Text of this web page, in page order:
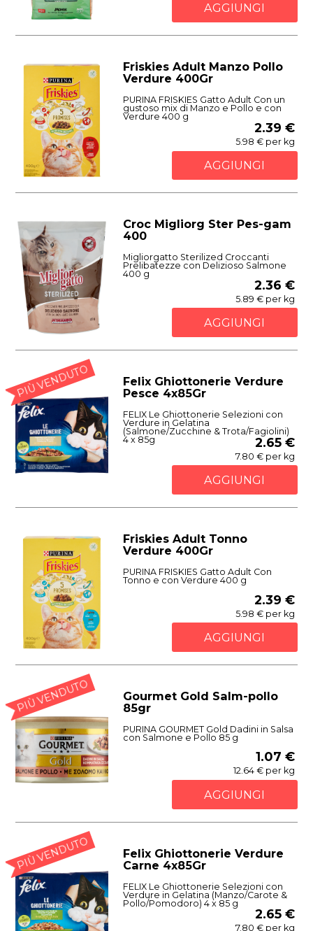
AGGIUNGI
Friskies Adult Manzo Pollo
Verdure 400Gr
PURINA FRISKIES Gatto Adult Con un
gustoso mix di Manzo e Pollo e con
Verdure 400 g
2.39 €
5.98 € per kg
AGGIUNGI
Croc Migliorg Ster Pes-gam
400
Migliorgatto Sterilized Croccanti
Prelibatezze con Delizioso Salmone
400 g
2.36 €
5.89 € per kg
AGGIUNGI
PIÙ VENDUTO
Felix Ghiottonerie Verdure
Pesce 4x85Gr
FELIX Le Ghiottonerie Selezioni con
Verdure in Gelatina
(Salmone/Zucchine & Trota/Fagiolini)
4 x 85g
2.65 €
7.80 € per kg
AGGIUNGI
Friskies Adult Tonno
Verdure 400Gr
PURINA FRISKIES Gatto Adult Con
Tonno e con Verdure 400 g
2.39 €
5.98 € per kg
AGGIUNGI
PIÙ VENDUTO
Gourmet Gold Salm-pollo
85gr
PURINA GOURMET Gold Dadini in Salsa
con Salmone e Pollo 85 g
1.07 €
12.64 € per kg
AGGIUNGI
PIÙ VENDUTO
Felix Ghiottonerie Verdure
Carne 4x85Gr
FELIX Le Ghiottonerie Selezioni con
Verdure in Gelatina (Manzo/Carote &
Pollo/Pomodoro) 4 x 85 g
2.65 €
7.80 € per kg